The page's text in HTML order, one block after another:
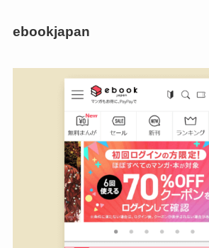
ebookjapan